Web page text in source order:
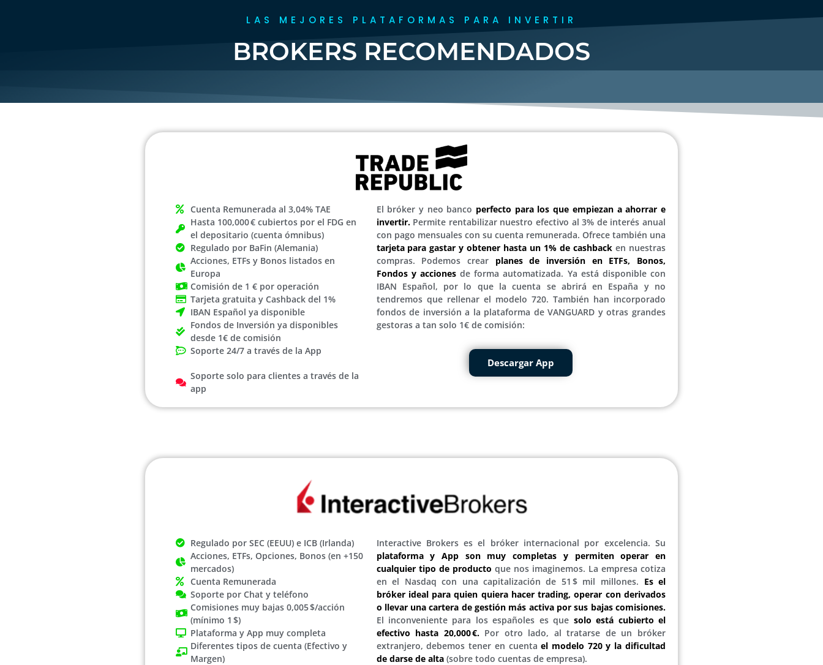
LAS MEJORES PLATAFORMAS PARA INVERTIR
BROKERS RECOMENDADOS
Cuenta Remunerada al 3,04% TAE
Hasta 100,000 € cubiertos por el FDG en
el depositario (cuenta ómnibus)
Regulado por BaFin (Alemania)
Acciones, ETFs y Bonos listados en
Europa
Comisión de 1 € por operación
Tarjeta gratuita y Cashback del 1%
IBAN Español ya disponible
Fondos de Inversión ya disponibles
desde 1€ de comisión
Soporte 24/7 a través de la App
Soporte solo para clientes a través de la
app
El bróker y neo banco perfecto para los que empiezan a ahorrar e
invertir.Permite rentabilizar nuestro efectivo al 3% de interés anual
con pago mensuales con su cuenta remunerada. Ofrece también una
tarjeta para gastar y obtener hasta un 1% de cashback en nuestras
compras. Podemos crear planes de inversión en ETFs, Bonos,
Fondos y acciones de forma automatizada. Ya está disponible con
IBAN Español, por lo que la cuenta se abrirá en España y no
tendremos que rellenar el modelo 720. También han incorporado
fondos de inversión a la plataforma de VANGUARD y otras grandes
gestoras a tan solo 1€ de comisión:
Descargar App
Regulado por SEC (EEUU) e ICB (Irlanda)
Acciones, ETFs, Opciones, Bonos (en +150
mercados)
Cuenta Remunerada
Soporte por Chat y teléfono
Comisiones muy bajas 0,005 $/acción
(mínimo 1 $)
Plataforma y App muy completa
Diferentes tipos de cuenta (Efectivo y
Margen)
Interactive Brokers es el bróker internacional por excelencia. Su
plataforma y App son muy completas y permiten operar en
cualquier tipo de producto que nos imaginemos. La empresa cotiza
en el Nasdaq con una capitalización de 51 $ mil millones. Es el
bróker ideal para quien quiera hacer trading, operar con derivados
o llevar una cartera de gestión más activa por sus bajas comisiones.
El inconveniente para los españoles es que solo está cubierto el
efectivo hasta 20,000 €.Por otro lado, al tratarse de un bróker
extranjero, debemos tener en cuentael modelo 720 y la dificultad
de darse de alta(sobre todo cuentas de empresa).